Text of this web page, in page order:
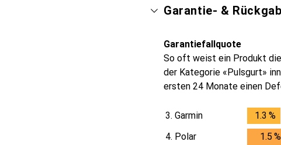
Garantie- &
Garantiefallquote
So oft weist ein Produkt
der Kategorie «Pulsgurt»
ersten 24 Monate einen
3. Garmin 1.3 %
4. Polar 1.5 %